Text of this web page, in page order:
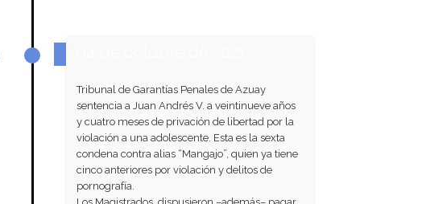
Tribunal de Garantías Penales de Azuay
sentencia a Juan Andrés V. a veintinueve años
y cuatro meses de privación de libertad por la
violación a una adolescente. Esta es la sexta
condena contra alias “Mangajo”, quien ya tiene
cinco anteriores por violación y delitos de
pornografía.